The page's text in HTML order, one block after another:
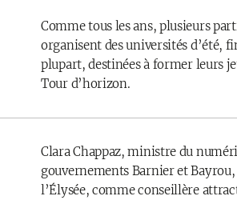
Comme tous les ans, plusieurs
organisent des universités d’été,
plupart, destinées à former leurs
Tour d’horizon.
Clara Chappaz, ministre du
gouvernements Barnier et Bayrou,
l’Élysée, comme conseillère